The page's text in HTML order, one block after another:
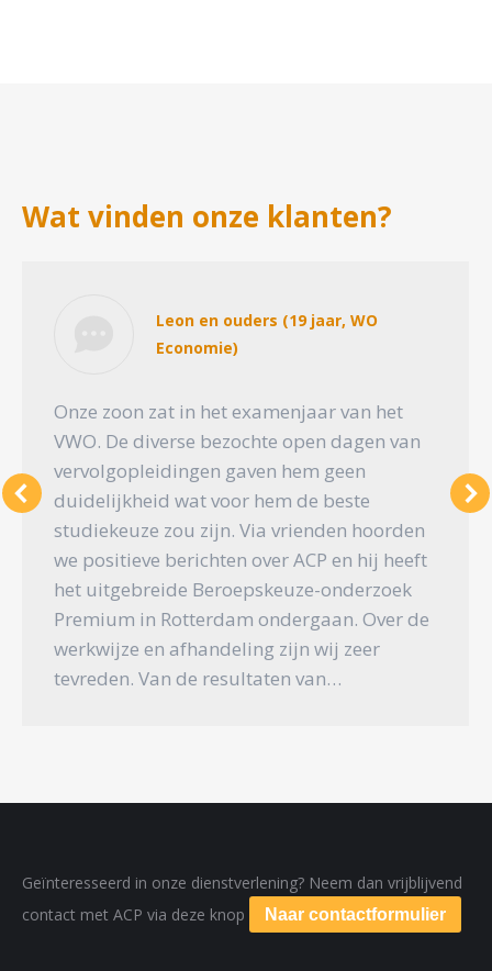
Wat vinden onze klanten?
Leon en ouders (19 jaar, WO
Economie)
Onze zoon zat in het examenjaar van het
VWO. De diverse bezochte open dagen van
vervolgopleidingen gaven hem geen
duidelijkheid wat voor hem de beste
studiekeuze zou zijn. Via vrienden hoorden
we positieve berichten over ACP en hij heeft
het uitgebreide Beroepskeuze-onderzoek
Premium in Rotterdam ondergaan. Over de
werkwijze en afhandeling zijn wij zeer
tevreden. Van de resultaten van…
Geïnteresseerd in onze dienstverlening? Neem dan vrijblijvend
contact met ACP via deze knop
Naar contactformulier